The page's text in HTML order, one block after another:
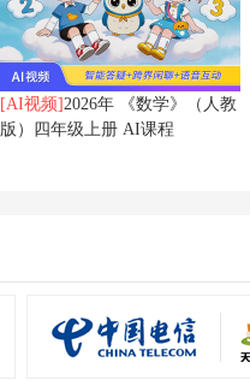
[AI视频]2026年 《数学》（人教
版）四年级上册 AI课程